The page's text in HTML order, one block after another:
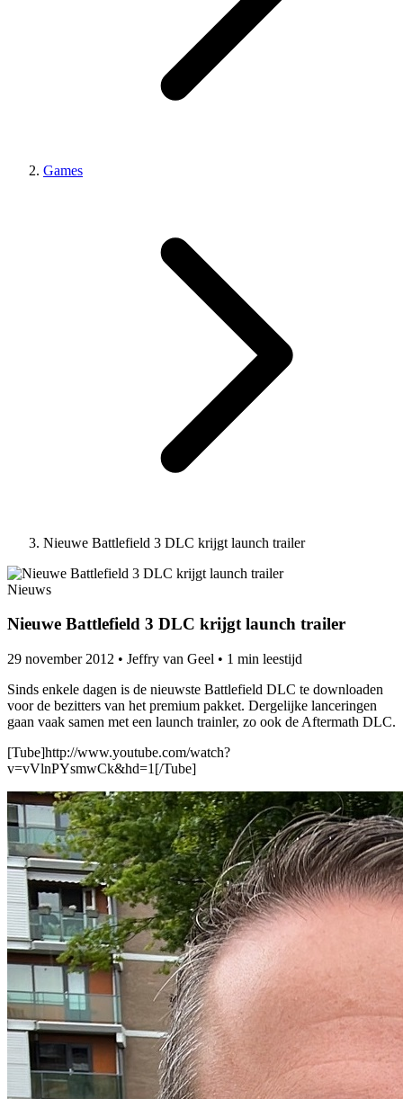
Games
Nieuwe Battlefield 3 DLC krijgt launch trailer
Nieuws
Nieuwe Battlefield 3 DLC krijgt launch trailer
29 november 2012 • Jeffry van Geel • 1 min leestijd
Sinds enkele dagen is de nieuwste Battlefield DLC te downloaden
voor de bezitters van het premium pakket. Dergelijke lanceringen
gaan vaak samen met een launch trainler, zo ook de Aftermath DLC.
[Tube]http://www.youtube.com/watch?
v=vVlnPYsmwCk&hd=1[/Tube]